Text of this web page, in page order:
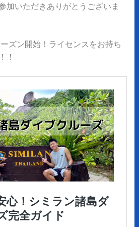
加いただきありがとうございま
ズン開始！ライセンスをお持ち
！